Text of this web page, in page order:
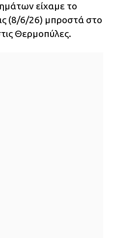
είχαμε το
(8/6/26) μπροστά στο
Θερμοπύλες.